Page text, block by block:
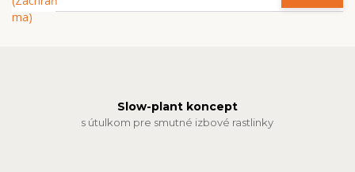
Slow-plant koncept
s útulkom pre smutné izbové rastlinky